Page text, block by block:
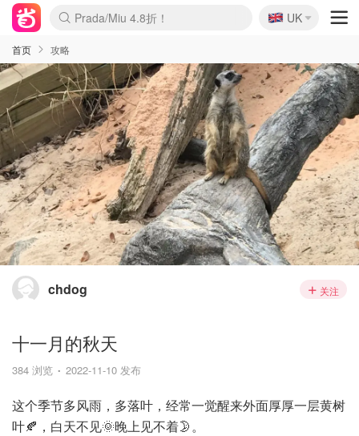
Prada/Miu 4.8折！
🇬🇧
UK
首页 攻略
chdog 关注
十一月的秋天
384 浏览 2022-11-10 发布
这个季节多风雨，多落叶，经常一觉醒来外面厚厚一层黄树
叶🍂，白天不见🌞晚上见不着🌛。